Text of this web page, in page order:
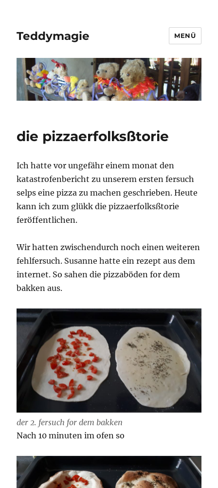
Teddymagie MENÜ
die pizzaerfolksßtorie
Ich hatte vor ungefähr einem monat den
katastrofenbericht zu unserem ersten fersuch
selps eine pizza zu machen geschrieben. Heute
kann ich zum glükk die pizzaerfolksßtorie
feröffentlichen.
Wir hatten zwischendurch noch einen weiteren
fehlfersuch. Susanne hatte ein rezept aus dem
internet. So sahen die pizzaböden for dem
bakken aus.
der 2. fersuch for dem bakken
Nach 10 minuten im ofen so